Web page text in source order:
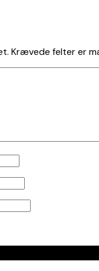
Krævede felter er